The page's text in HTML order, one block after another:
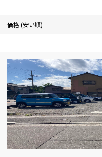
価格 (安い順)